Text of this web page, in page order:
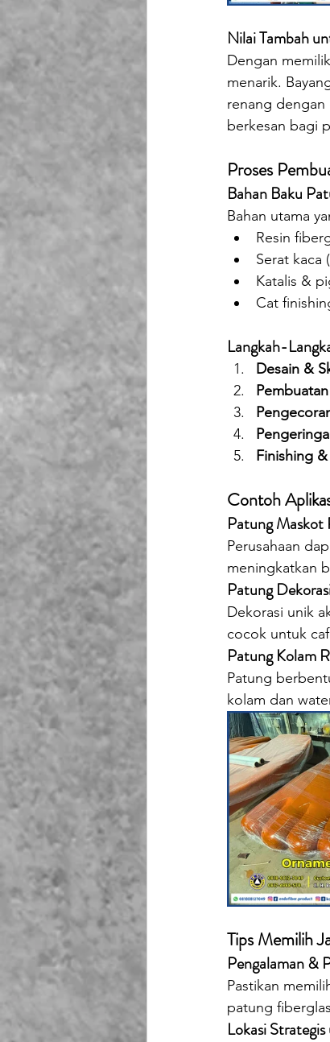
Nilai Tambah
Dengan
menarik.
renang dengan
berkesan bagi
Proses
Bahan Baku
Bahan utama
Resin
Serat kaca
Katalis &
Cat
Langkah-
Desain &
Finishing
Contoh
Patung Maskot
Perusahaan
meningkatkan
Patung
Dekorasi unik
cocok untuk
Patung Kolam
Patung
kolam dan
Tips Memilih
Pengalaman &
Pastikan
patung
Lokasi